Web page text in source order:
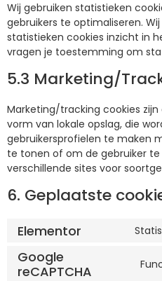
Wij gebruiken statistieken
gebruikers te optimaliseren.
statistieken cookies inzicht in
vragen je toestemming om
5.3 Marketing/
Marketing/tracking cookies
vorm van lokale opslag, die
gebruikersprofielen te maken
te tonen of om de gebruiker
verschillende sites voor
6. Geplaatste
Elementor
Google
reCAPTCHA